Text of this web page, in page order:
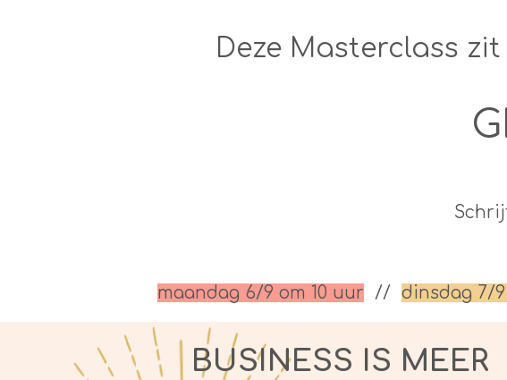
Deze Masterclass
maandag 6/9 om 10 uur // dinsdag 7/
BUSINESS IS MEER